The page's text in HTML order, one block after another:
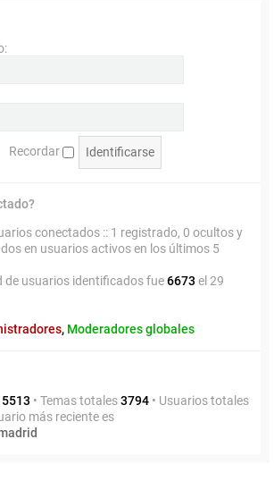
Recordar
conectados :: 1 registrado, 0 ocultos y
en usuarios activos en los últimos 5
de usuarios identificados fue6673 el 29
, Moderadores globales
• Temas totales3794 • Usuarios totales
más reciente es